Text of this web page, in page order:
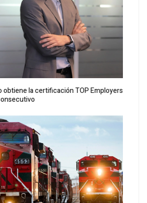
obtiene la certificación TOP Employers